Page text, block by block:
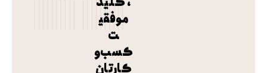
موفقی
ت
کسب‌و‌
کارتان